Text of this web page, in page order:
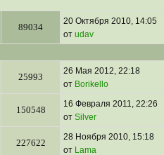
89034
20 Октября 2010, 14:05
от udav
25993
26 Мая 2012, 22:18
от Borikello
150548
16 Февраля 2011, 22:26
от Silver
227622
28 Ноября 2010, 15:18
от Lama